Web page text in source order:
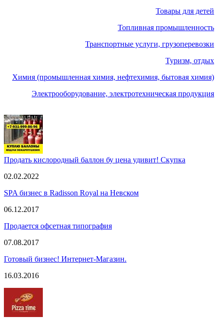
Товары для детей
Топливная промышленность
Транспортные услуги, грузоперевозки
Туризм, отдых
Химия (промышленная химия, нефтехимия, бытовая химия)
Электрооборудование, электротехническая продукция
Продать кислородный баллон бу цена удивит! Скупка
02.02.2022
SPA бизнес в Radisson Royal на Невском
06.12.2017
Продается офсетная типография
07.08.2017
Готовый бизнес! Интернет-Магазин.
16.03.2016